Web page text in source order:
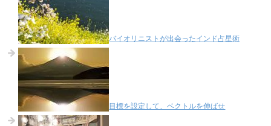
バイオリニストが出会ったインド占星術
目標を設定して、ベクトルを伸ばせ